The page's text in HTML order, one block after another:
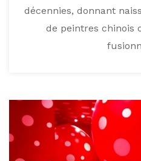
décennies, donnant
de peintres chinois